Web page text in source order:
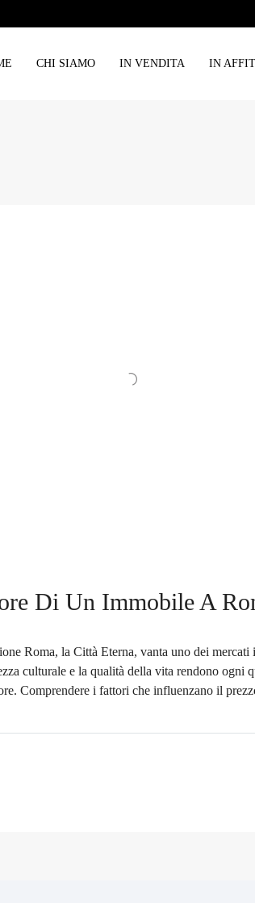
CHI SIAMO IN VENDITA IN
Di Un Immobile A
Roma, la Città Eterna, vanta uno dei
culturale e la qualità della vita rendono ogni
Comprendere i fattori che influenzano il